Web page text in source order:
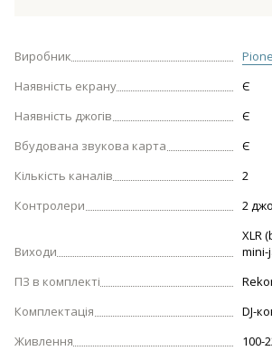
Виробник
Наявність екрану
Є
Наявність джогів
Є
Вбудована звукова карта
Є
Кількість каналів
2
Контролери
2
Виходи
XLR
mini-
ПЗ в комплекті
Комплектація
DJ-
Живлення
100-